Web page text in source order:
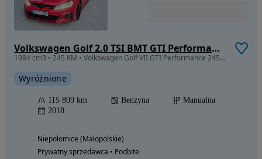
Volkswagen Golf 2.0 TSI BMT GTI Performance
1984 cm3 • 245 KM • Volkswagen Golf VII GTI Performance 245 KM | 2018
Wyróżnione
115 809 km Benzyna
Manualna
2018
Niepołomice (Małopolskie)
Prywatny sprzedawca • Podbite